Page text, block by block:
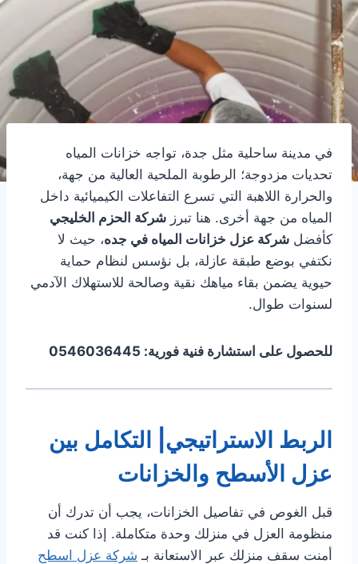
في مدينة ساحلية مثل جدة، تواجه خزانات المياه
تحديات مزدوجة؛ الرطوبة الملحية العالية من جهة،
والحرارة اللاهبة التي تسرع التفاعلات الكيميائية داخل
المياه من جهة أخرى. هنا تبرز شركة الحزم الخليجي
كأفضل شركة عزل خزانات المياه في جده، حيث لا
نكتفي بوضع طبقة عازلة، بل نؤسس لنظام حماية
حيوية يضمن بقاء مياهك نقية وصالحة للاستهلاك الآدمي
لسنوات طوال.
للحصول على استشارة فنية فورية: 0546036445
الربط الاستراتيجي| التكامل بين
عزل الأسطح والخزانات
قبل الغوص في تفاصيل الخزانات، يجب أن تدرك أن
منظومة العزل في منزلك وحدة متكاملة. إذا كنت قد
أمنت سقف منزلك عبر الاستعانة بـ شركة عزل اسطح